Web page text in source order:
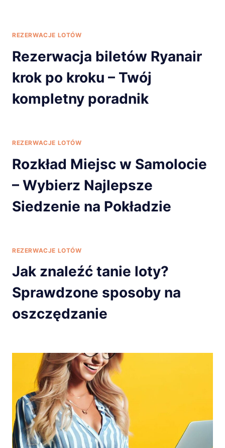
REZERWACJE LOTÓW
Rezerwacja biletów Ryanair
krok po kroku – Twój
kompletny poradnik
REZERWACJE LOTÓW
Rozkład Miejsc w Samolocie
– Wybierz Najlepsze
Siedzenie na Pokładzie
REZERWACJE LOTÓW
Jak znaleźć tanie loty?
Sprawdzone sposoby na
oszczędzanie